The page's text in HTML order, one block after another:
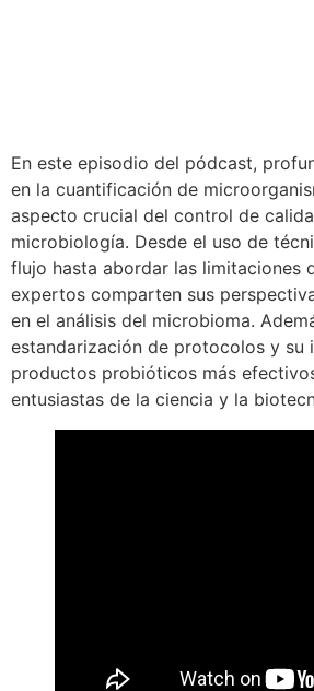
En este episodio del pódcast,
en la cuantificación de
aspecto crucial del control de
microbiología. Desde el uso de
flujo hasta abordar las limitaciones
expertos comparten sus
en el análisis del microbioma.
estandarización de protocolos y su
productos probióticos más
entusiastas de la ciencia y la